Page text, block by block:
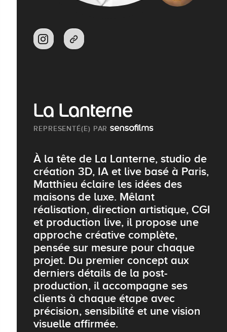
La Lanterne
REPRESENTÉ(E) PAR
À la tête de La Lanterne, studio de
création 3D, IA et live basé à Paris,
Matthieu éclaire les idées des
maisons de luxe. Mêlant
réalisation, direction artistique, CGI
et production live, il propose une
approche créative complète,
pensée sur mesure pour chaque
projet. Du premier concept aux
derniers détails de la post-
production, il accompagne ses
clients à chaque étape avec
précision, sensibilité et une vision
visuelle affirmée.